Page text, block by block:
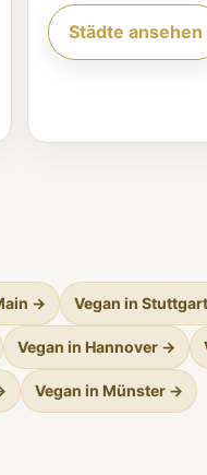
Städte ansehen
→ Vegan in
Vegan in Hannover →
Vegan in Münster →